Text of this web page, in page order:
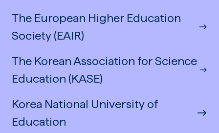
The European Higher Education
Society (EAIR)
The Korean Association for Science
Education (KASE)
Korea National University of
Education